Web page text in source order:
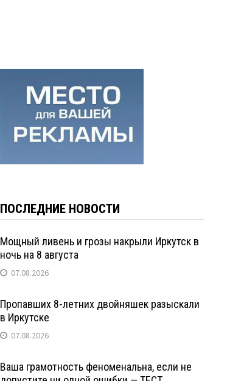
ПОСЛЕДНИЕ НОВОСТИ
Мощный ливень и грозы накрыли Иркутск в
ночь на 8 августа
07.08.2026
Пропавших 8-летних двойняшек разыскали
в Иркутске
07.08.2026
Ваша грамотность феноменальна, если не